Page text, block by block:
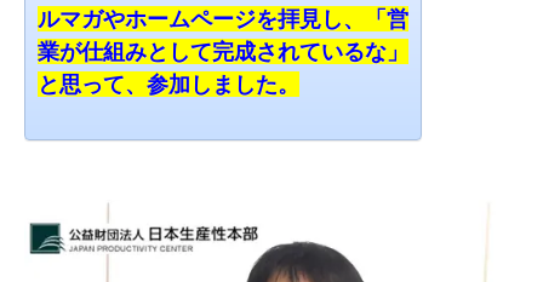
ルマガやホームページを拝見し、「営
業が仕組みとして完成されているな」
と思って、参加しました。